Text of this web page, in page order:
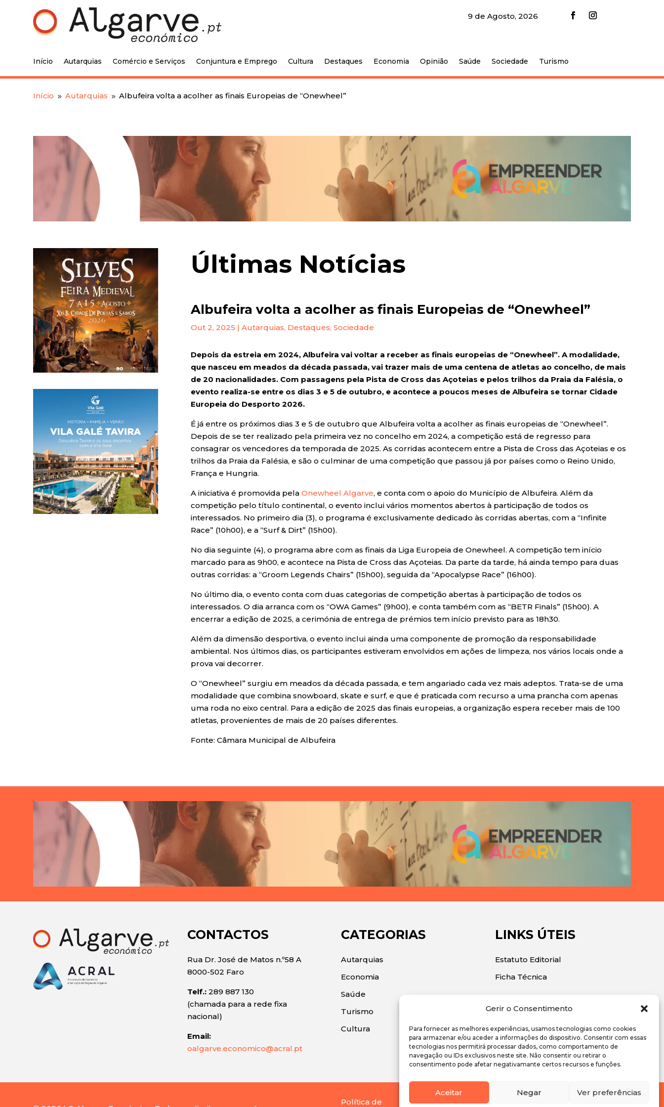
Gerir o Consentimento
Para fornecer as melhores experiências, usamos tecnologias como cookies
para armazenar e/ou aceder a informações do dispositivo. Consentir com essas
tecnologias nos permitirá processar dados, como comportamento de
navegação ou IDs exclusivos neste site. Não consentir ou retirar o
consentimento pode afetar negativamante certos recursos e funções.
Aceitar Negar Ver preferências
9 de Agosto, 2026
Início Autarquias Comércio e Serviços Conjuntura e Emprego Cultura Destaques Economia Opinião Saúde Sociedade Turismo
Início 9 Autarquias 9 Albufeira volta a acolher as finais Europeias de “Onewheel”
Últimas Notícias
Albufeira volta a acolher as finais Europeias de “Onewheel”
Out 2, 2025 |Autarquias, Destaques,Sociedade
Depois da estreia em 2024, Albufeira vai voltar a receber as finais europeias de “Onewheel”. A modalidade,
que nasceu em meados da década passada, vai trazer mais de uma centena de atletas ao concelho, de mais
de 20 nacionalidades. Com passagens pela Pista de Cross das Açoteias e pelos trilhos da Praia da Falésia, o
evento realiza-se entre os dias 3 e 5 de outubro, e acontece a poucos meses de Albufeira se tornar Cidade
Europeia do Desporto 2026.
É já entre os próximos dias 3 e 5 de outubro que Albufeira volta a acolher as finais europeias de “Onewheel”.
Depois de se ter realizado pela primeira vez no concelho em 2024, a competição está de regresso para
consagrar os vencedores da temporada de 2025. As corridas acontecem entre a Pista de Cross das Açoteias e os
trilhos da Praia da Falésia, e são o culminar de uma competição que passou já por países como o Reino Unido,
França e Hungria.
A iniciativa é promovida pelaOnewheel Algarve, e conta com o apoio do Município de Albufeira. Além da
competição pelo título continental, o evento inclui vários momentos abertos à participação de todos os
interessados. No primeiro dia (3), o programa é exclusivamente dedicado às corridas abertas, com a “Infinite
Race” (10h00), e a “Surf & Dirt” (15h00).
No dia seguinte (4), o programa abre com as finais da Liga Europeia de Onewheel. A competição tem início
marcado para as 9h00, e acontece na Pista de Cross das Açoteias. Da parte da tarde, há ainda tempo para duas
outras corridas: a “Groom Legends Chairs” (15h00), seguida da “Apocalypse Race” (16h00).
No último dia, o evento conta com duas categorias de competição abertas à participação de todos os
interessados. O dia arranca com os “OWA Games” (9h00), e conta também com as “BETR Finals” (15h00). A
encerrar a edição de 2025, a cerimónia de entrega de prémios tem início previsto para as 18h30.
Além da dimensão desportiva, o evento inclui ainda uma componente de promoção da responsabilidade
ambiental. Nos últimos dias, os participantes estiveram envolvidos em ações de limpeza, nos vários locais onde a
prova vai decorrer.
O “Onewheel” surgiu em meados da década passada, e tem angariado cada vez mais adeptos. Trata-se de uma
modalidade que combina snowboard, skate e surf, e que é praticada com recurso a uma prancha com apenas
uma roda no eixo central. Para a edição de 2025 das finais europeias, a organização espera receber mais de 100
atletas, provenientes de mais de 20 países diferentes.
Fonte: Câmara Municipal de Albufeira
CONTACTOS
Rua Dr. José de Matos n.º58 A
8000-502 Faro
Telf.:289 887 130
(chamada para a rede fixa
nacional)
Email:
oalgarve.economico@acral.pt
CATEGORIAS
Autarquias
Economia
Saúde
Turismo
Cultura
LINKS ÚTEIS
Estatuto Editorial
Ficha Técnica
Política de